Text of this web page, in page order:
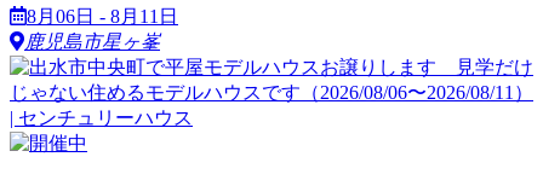
8月06日 - 8月11日
鹿児島市星ヶ峯